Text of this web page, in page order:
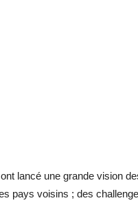
lancé une grande vision
pays voisins ; des